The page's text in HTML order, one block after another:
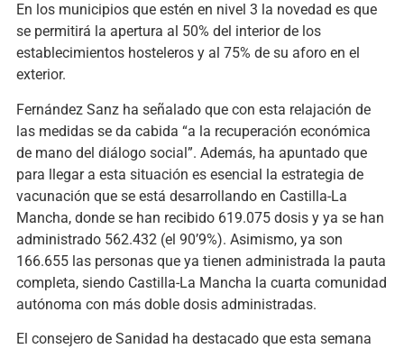
En los municipios que estén en nivel 3 la novedad es que
se permitirá la apertura al 50% del interior de los
establecimientos hosteleros y al 75% de su aforo en el
exterior.
Fernández Sanz ha señalado que con esta relajación de
las medidas se da cabida “a la recuperación económica
de mano del diálogo social”. Además, ha apuntado que
para llegar a esta situación es esencial la estrategia de
vacunación que se está desarrollando en Castilla-La
Mancha, donde se han recibido 619.075 dosis y ya se han
administrado 562.432 (el 90’9%). Asimismo, ya son
166.655 las personas que ya tienen administrada la pauta
completa, siendo Castilla-La Mancha la cuarta comunidad
autónoma con más doble dosis administradas.
El consejero de Sanidad ha destacado que esta semana